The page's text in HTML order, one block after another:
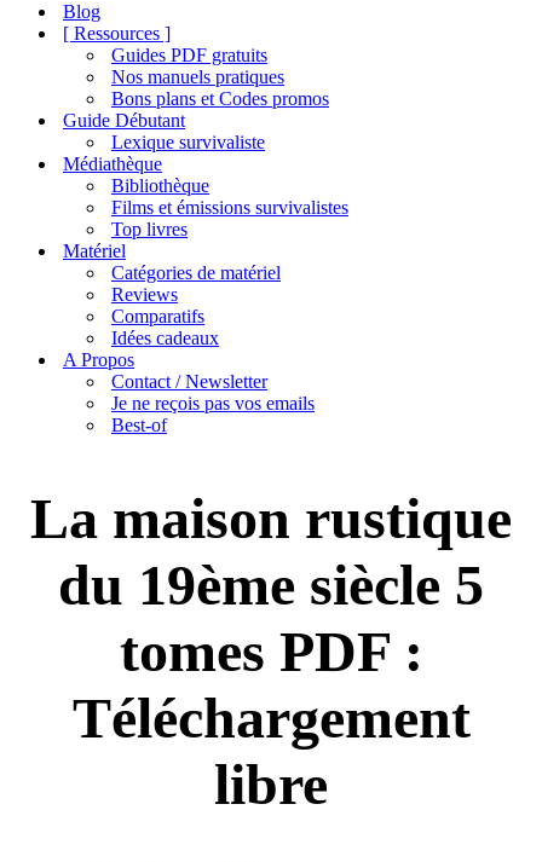
navigation
Blog
[ Ressources ]
Guides PDF gratuits
Nos manuels pratiques
Bons plans et Codes promos
Guide Débutant
Lexique survivaliste
Médiathèque
Bibliothèque
Films et émissions survivalistes
Top livres
Matériel
Catégories de matériel
Reviews
Comparatifs
Idées cadeaux
A Propos
Contact / Newsletter
Je ne reçois pas vos emails
Best-of
La maison rustique
du 19ème siècle 5
tomes PDF :
Téléchargement
libre